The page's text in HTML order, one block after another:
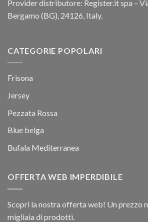
Provider distributore: Register.it spa –
Bergamo (BG), 24126, Italy.
CATEGORIE POPOLARI
Frisona
Jersey
Pezzata Rossa
Blue belga
Bufala Mediterranea
OFFERTA WEB IMPERDIBILE
Scopri la nostra offerta web! Un prezzo
migliaia di prodotti.